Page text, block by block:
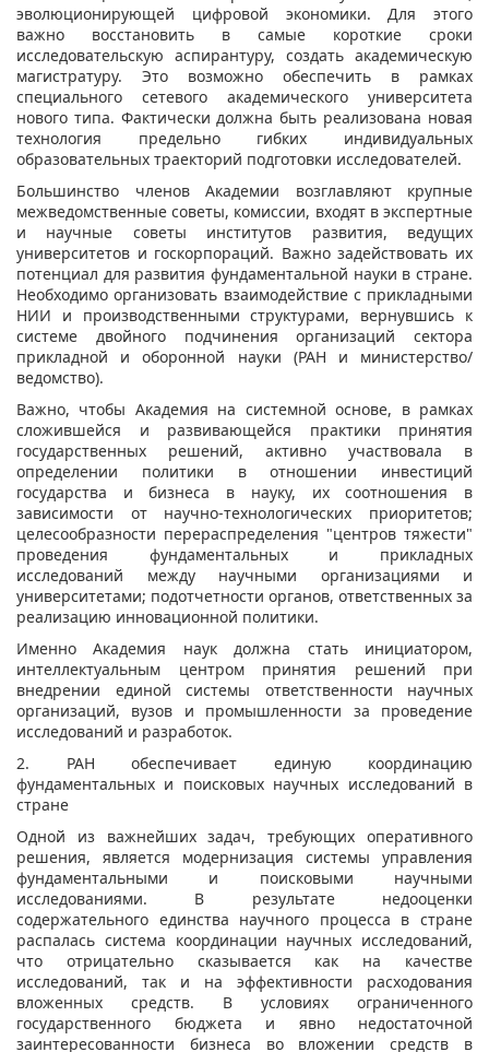
эволюционирующей цифровой экономики. Для этого
важно восстановить в самые короткие сроки
исследовательскую аспирантуру, создать академическую
магистратуру. Это возможно обеспечить в рамках
специального сетевого академического университета
нового типа. Фактически должна быть реализована новая
технология предельно гибких индивидуальных
образовательных траекторий подготовки исследователей.
Большинство членов Академии возглавляют крупные
межведомственные советы, комиссии, входят в экспертные
и научные советы институтов развития, ведущих
университетов и госкорпораций. Важно задействовать их
потенциал для развития фундаментальной науки в стране.
Необходимо организовать взаимодействие с прикладными
НИИ и производственными структурами, вернувшись к
системе двойного подчинения организаций сектора
прикладной и оборонной науки (РАН и министерство/
ведомство).
Важно, чтобы Академия на системной основе, в рамках
сложившейся и развивающейся практики принятия
государственных решений, активно участвовала в
определении политики в отношении инвестиций
государства и бизнеса в науку, их соотношения в
зависимости от научно-технологических приоритетов;
целесообразности перераспределения "центров тяжести"
проведения фундаментальных и прикладных
исследований между научными организациями и
университетами; подотчетности органов, ответственных за
реализацию инновационной политики.
Именно Академия наук должна стать инициатором,
интеллектуальным центром принятия решений при
внедрении единой системы ответственности научных
организаций, вузов и промышленности за проведение
исследований и разработок.
2. РАН обеспечивает единую координацию
фундаментальных и поисковых научных исследований в
стране
Одной из важнейших задач, требующих оперативного
решения, является модернизация системы управления
фундаментальными и поисковыми научными
исследованиями. В результате недооценки
содержательного единства научного процесса в стране
распалась система координации научных исследований,
что отрицательно сказывается как на качестве
исследований, так и на эффективности расходования
вложенных средств. В условиях ограниченного
государственного бюджета и явно недостаточной
заинтересованности бизнеса во вложении средств в